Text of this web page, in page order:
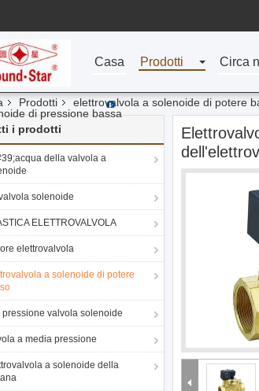
Casa Prodotti Circa
Prodotti elettrovalvola a solenoide di potere
di pressione bassa
i prodotti
della valvola a
solenoide
ELETTROVALVOLA
elettrovalvola
a solenoide di potere
pressione valvola solenoide
a media pressione
a solenoide della